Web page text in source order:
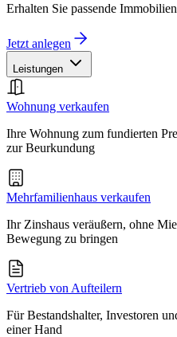
Erhalten Sie passende
Jetzt anlegen
Leistungen
Wohnung verkaufen
Ihre Wohnung zum fundierten
zur Beurkundung
Mehrfamilienhaus verkaufen
Ihr Zinshaus veräußern, ohne
Bewegung zu bringen
Vertrieb von Aufteilern
Für Bestandshalter, Investoren
einer Hand